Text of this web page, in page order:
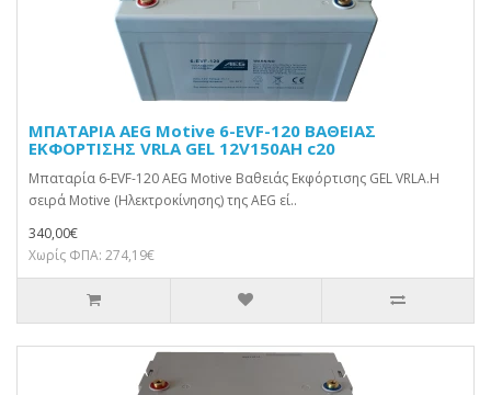
ΜΠΑΤΑΡΙΑ AEG Motive 6-EVF-120 ΒΑΘΕΙΑΣ
ΕΚΦΟΡΤΙΣΗΣ VRLA GEL 12V150AH c20
Μπαταρία 6-EVF-120 AEG Motive Βαθειάς Εκφόρτισης GEL VRLA.Η
σειρά Motive (Ηλεκτροκίνησης) της AEG εί..
340,00€
Χωρίς ΦΠΑ: 274,19€